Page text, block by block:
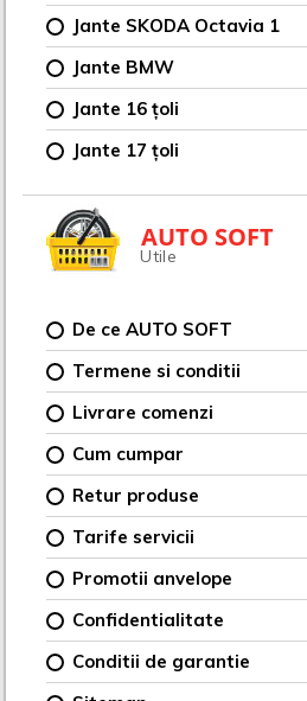
Jante SKODA Octavia 1
Jante BMW
Jante 16 țoli
Jante 17 țoli
AUTO SOFT
Utile
De ce AUTO SOFT
Termene si conditii
Livrare comenzi
Cum cumpar
Retur produse
Tarife servicii
Promotii anvelope
Confidentialitate
Conditii de garantie